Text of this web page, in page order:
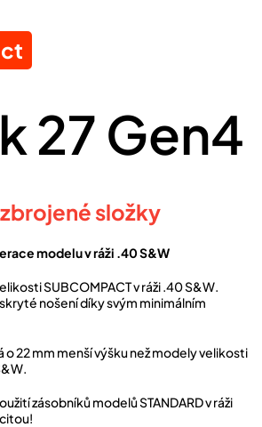
27 Gen4
složky
modelu v ráži .40 S&W
SUBCOMPACT v ráži .40 S&W.
nošení díky svým minimálním
o 22 mm menší výšku než modely velikosti
zásobníků modelů STANDARD v ráži